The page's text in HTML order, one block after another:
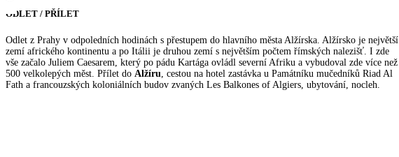
ODLET / PŘÍLET
Odlet z Prahy v odpoledních hodinách s přestupem do hlavního města Alžírska. Alžírsko je největší
zemí afrického kontinentu a po Itálii je druhou zemí s největším počtem římských nalezišť. I zde
vše začalo Juliem Caesarem, který po pádu Kartága ovládl severní Afriku a vybudoval zde více než
500 velkolepých měst. Přílet do Alžíru, cestou na hotel zastávka u Památníku mučedníků Riad Al
Fath a francouzských koloniálních budov zvaných Les Balkones of Algiers, ubytování, nocleh.